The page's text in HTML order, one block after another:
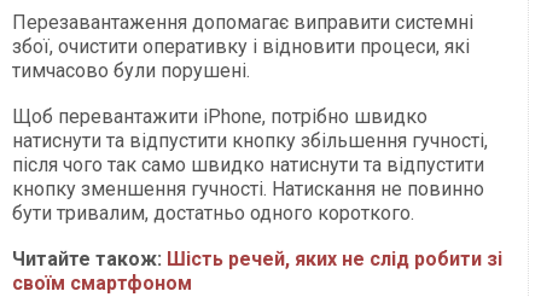
Перезавантаження допомагає виправити системні
збої, очистити оперативку і відновити процеси, які
тимчасово були порушені.
Щоб перевантажити iPhone, потрібно швидко
натиснути та відпустити кнопку збільшення гучності,
після чого так само швидко натиснути та відпустити
кнопку зменшення гучності. Натискання не повинно
бути тривалим, достатньо одного короткого.
Читайте також: Шість речей, яких не слід робити зі
своїм смартфоном